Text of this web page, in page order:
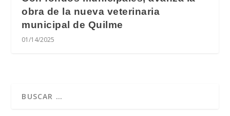
obra de la nueva veterinaria
municipal de Quilme
01/14/2025